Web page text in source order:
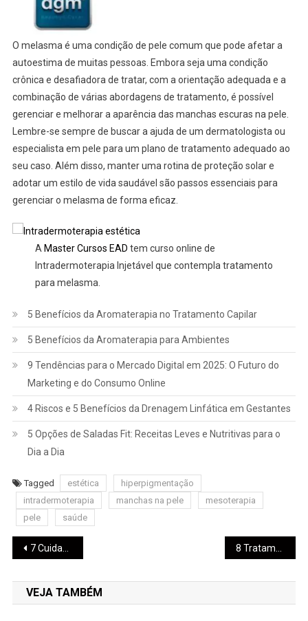
O melasma é uma condição de pele comum que pode afetar a
autoestima de muitas pessoas. Embora seja uma condição
crônica e desafiadora de tratar, com a orientação adequada e a
combinação de várias abordagens de tratamento, é possível
gerenciar e melhorar a aparência das manchas escuras na pele.
Lembre-se sempre de buscar a ajuda de um dermatologista ou
especialista em pele para um plano de tratamento adequado ao
seu caso. Além disso, manter uma rotina de proteção solar e
adotar um estilo de vida saudável são passos essenciais para
gerenciar o melasma de forma eficaz.
A Master Cursos EAD tem curso online de
Intradermoterapia Injetável que contempla tratamento
para melasma.
5 Benefícios da Aromaterapia no Tratamento Capilar
5 Benefícios da Aromaterapia para Ambientes
9 Tendências para o Mercado Digital em 2025: O Futuro do
Marketing e do Consumo Online
4 Riscos e 5 Benefícios da Drenagem Linfática em Gestantes
5 Opções de Saladas Fit: Receitas Leves e Nutritivas para o
Dia a Dia
Tagged estética
hiperpigmentação
intradermoterapia
manchas na pele
mesoterapia
pele
saúde
7 Cuidados com Alimentos Crus 8 Tratamentos para Gordura Localizada
VEJA TAMBÉM